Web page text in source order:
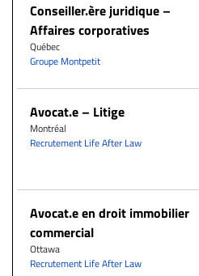
Conseiller.ère juridique –
Affaires corporatives
Québec
Groupe Montpetit
Avocat.e – Litige
Montréal
Recrutement Life After Law
Avocat.e en droit immobilier
commercial
Ottawa
Recrutement Life After Law